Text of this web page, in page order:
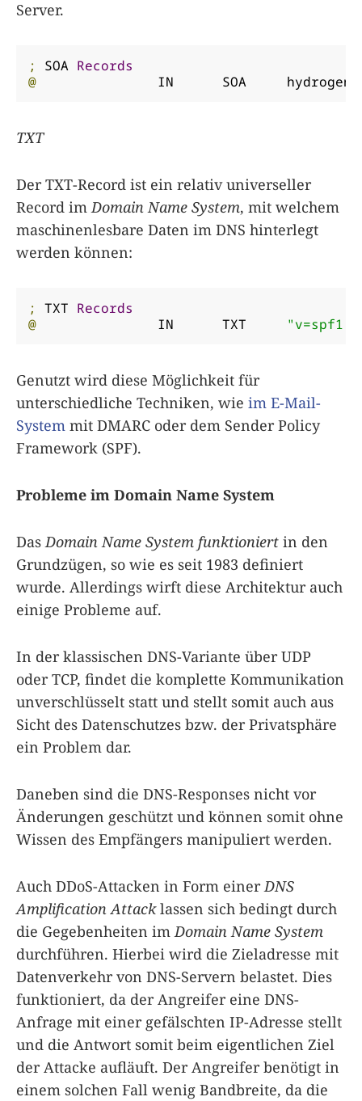
Server.
; SOA Records
@
		IN	SOA	hydrogen
TXT
Der TXT-Record ist ein relativ universeller
Record im Domain Name System, mit welchem
maschinenlesbare Daten im DNS hinterlegt
werden können:
; TXT Records
@
"v=spf1
Genutzt wird diese Möglichkeit für
unterschiedliche Techniken, wie im E-Mail-
System mit DMARC oder dem Sender Policy
Framework (SPF).
Probleme im Domain Name System
Das Domain Name System funktioniert in den
Grundzügen, so wie es seit 1983 definiert
wurde. Allerdings wirft diese Architektur auch
einige Probleme auf.
In der klassischen DNS-Variante über UDP
oder TCP, findet die komplette Kommunikation
unverschlüsselt statt und stellt somit auch aus
Sicht des Datenschutzes bzw. der Privatsphäre
ein Problem dar.
Daneben sind die DNS-Responses nicht vor
Änderungen geschützt und können somit ohne
Wissen des Empfängers manipuliert werden.
Auch DDoS-Attacken in Form einer DNS
Amplification Attacklassen sich bedingt durch
die Gegebenheiten im Domain Name System
durchführen. Hierbei wird die Zieladresse mit
Datenverkehr von DNS-Servern belastet. Dies
funktioniert, da der Angreifer eine DNS-
Anfrage mit einer gefälschten IP-Adresse stellt
und die Antwort somit beim eigentlichen Ziel
der Attacke aufläuft. Der Angreifer benötigt in
einem solchen Fall wenig Bandbreite, da die